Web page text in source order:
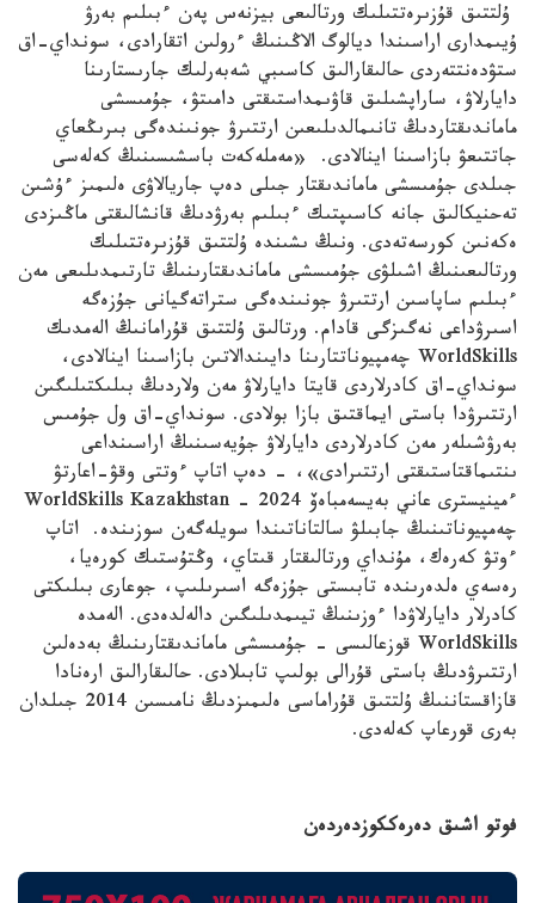
ۇلتتىق قۇزىرەتتىلىك ورتالىعى بيزنەس پەن ءبىلىم بەرۋ
ۇيىمدارى اراسىندا ديالوگ الاڭىنىڭ ءرولىن اتقارادى، سونداي-اق
ستۋدەنتتەردى حالىقارالىق كاسىبي شەبەرلىك جارىستارىنا
دايارلاۋ، ساراپشىلىق قاۋىمداستىقتى دامىتۋ، جۇمىسشى
ماماندىقتاردىڭ تانىمالدىلىعىن ارتتىرۋ جونىندەگى بىرىڭعاي
جاتتىعۋ بازاسىنا اينالادى. «مەملەكەت باسشىسىنىڭ كەلەسى
جىلدى جۇمىسشى ماماندىقتار جىلى دەپ جاريالاۋى ەلىمىز ءۇشىن
تەحنيكالىق جانە كاسىپتىك ءبىلىم بەرۋدىڭ قانشالىقتى ماڭىزدى
ەكەنىن كورسەتەدى. ونىڭ ىشىندە ۇلتتىق قۇزىرەتتىلىك
ورتالىعىنىڭ اشىلۋى جۇمىسشى ماماندىقتارىنىڭ تارتىمدىلىعى مەن
ءبىلىم ساپاسىن ارتتىرۋ جونىندەگى ستراتەگيانى جۇزەگە
اسىرۋداعى نەگىزگى قادام. ورتالىق ۇلتتىق قۇرامانىڭ الەمدىك
WorldSkills چەمپيوناتتارىنا دايىندالاتىن بازاسىنا اينالادى،
سونداي-اق كادرلاردى قايتا دايارلاۋ مەن ولاردىڭ بىلىكتىلىگىن
ارتتىرۋدا باستى ايماقتىق بازا بولادى. سونداي-اق ول جۇمىس
بەرۋشىلەر مەن كادرلاردى دايارلاۋ جۇيەسىنىڭ اراسىنداعى
ىنتىماقتاستىقتى ارتتىرادى»، - دەپ اتاپ ءوتتى وقۋ-اعارتۋ
ءمينيسترى عاني بەيسەمباەۆ WorldSkills Kazakhstan – 2024
چەمپيوناتىنىڭ جابىلۋ سالتاناتىندا سويلەگەن سوزىندە. اتاپ
ءوتۋ كەرەك، مۇنداي ورتالىقتار قىتاي، وڭتۇستىك كورەيا،
رەسەي ەلدەرىندە تابىستى جۇزەگە اسىرىلىپ، جوعارى بىلىكتى
كادرلار دايارلاۋدا ءوزىنىڭ تيىمدىلىگىن دالەلدەدى. الەمدە
WorldSkills قوزعالىسى - جۇمىسشى ماماندىقتارىنىڭ بەدەلىن
ارتتىرۋدىڭ باستى قۇرالى بولىپ تابىلادى. حالىقارالىق ارەنادا
قازاقستاننىڭ ۇلتتىق قۇراماسى ەلىمىزدىڭ نامىسىن 2014 جىلدان
بەرى قورعاپ كەلەدى.
فوتو اشىق دەرەككوزدەردەن